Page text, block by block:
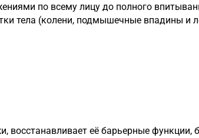
по всему лицу до полного
тела (колени, подмышечные впадины и
восстанавливает её барьерные